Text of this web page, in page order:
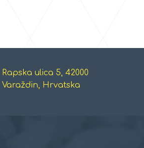
Rapska ulica 5, 42000
Varaždin, Hrvatska